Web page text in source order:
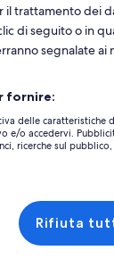
con
di
In
blu il
visto la
trattamento dei
di seguito o in
segnalate ai
fornire:
delle caratteristiche
e/o accedervi.
ricerche sul
Rifiuta